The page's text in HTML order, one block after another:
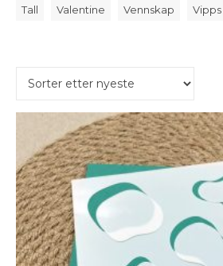
Tall
Valentine Vennskap Vipps